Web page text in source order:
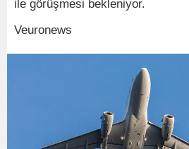
ile görüşmesi bekleniyor.
Veuronews